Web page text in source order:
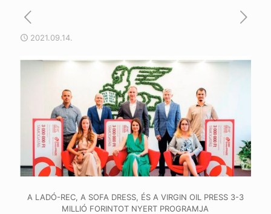
2021.09.14.
A LADÓ-REC, A SOFA DRESS, ÉS A VIRGIN OIL PRESS 3-3
MILLIÓ FORINTOT NYERT PROGRAMJA